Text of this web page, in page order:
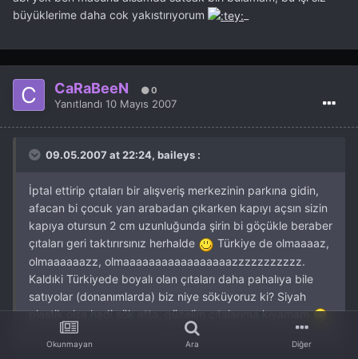
büyüklerime daha cok yakıstırıyorum
CaRaBeeN 0
Yanıtlandı 10 Mayıs 2007
09.05.2007 at 22:24, baileys :
İptal ettirip çıtaları bir alışveriş merkezinin parkına gidin,
afacan bi çocuk yan arabadan çıkarken kapıyı açsın sizin
kapıya otursun 2 cm uzunluğunda şirin bi göçükle beraber
çıtaları geri taktırırsınız herhalde
Türkiye de olmaaaaz,
olmaaaaaazz, olmaaaaaaaaaaaaaaaaazzzzzzzzzzz.
Kaldıki Türkiyede boyalı olan çıtaları daha pahalıya bile
satıyolar (donanımlarda) biz niye söküyoruz ki? Siyah
plastik olsa hadi sök atta, güzelim çıtalarıma kıyamam
Okunmayan Ara Diğer